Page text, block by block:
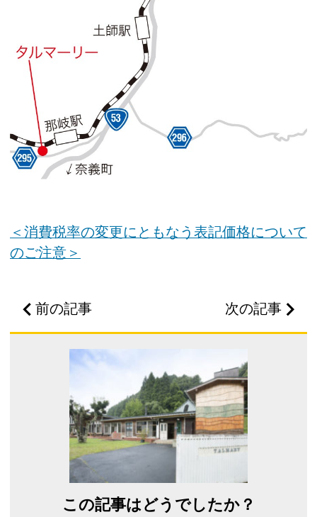
＜消費税率の変更にともなう表記価格について
のご注意＞
前の記事 次の記事
この記事はどうでしたか？